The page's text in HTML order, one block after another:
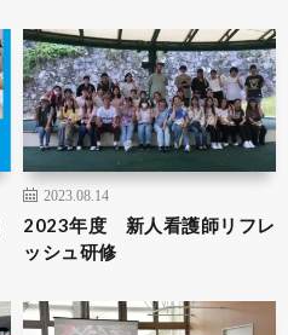
2023.08.14
2023年度 新人看護師リフレ
ッシュ研修